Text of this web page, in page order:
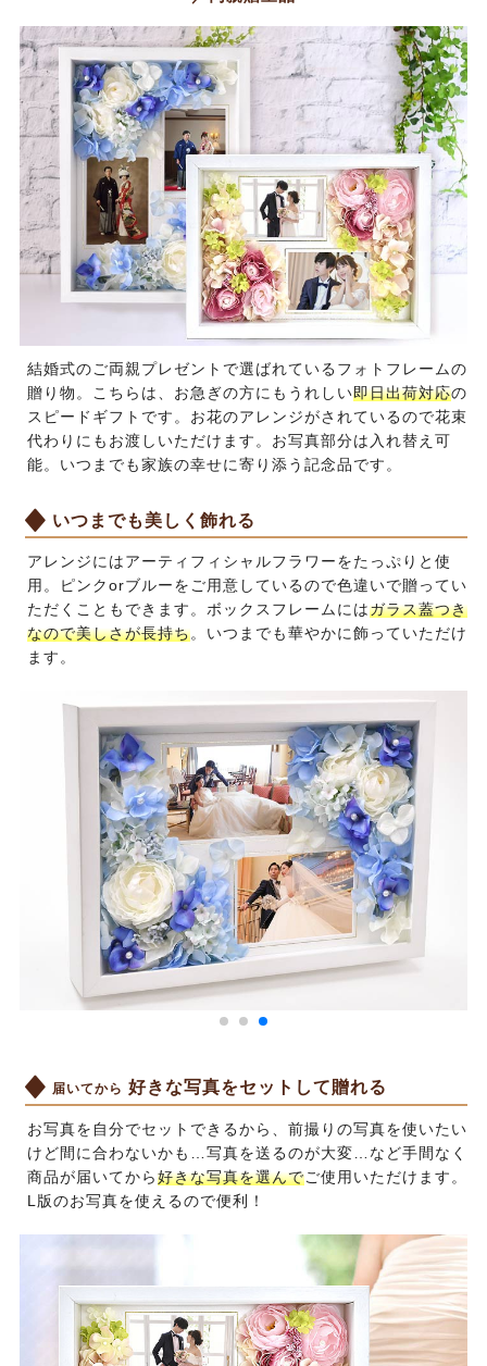
結婚式のご両親プレゼントで選ばれているフォトフレームの
贈り物。こちらは、お急ぎの方にもうれしい即日出荷対応の
スピードギフトです。お花のアレンジがされているので花束
代わりにもお渡しいただけます。お写真部分は入れ替え可
能。いつまでも家族の幸せに寄り添う記念品です。
いつまでも美しく飾れる
アレンジにはアーティフィシャルフラワーをたっぷりと使
用。ピンクorブルーをご用意しているので色違いで贈ってい
ただくこともできます。ボックスフレームにはガラス蓋つき
なので美しさが長持ち。いつまでも華やかに飾っていただけ
ます。
届いてから 好きな写真をセットして贈れる
お写真を自分でセットできるから、前撮りの写真を使いたい
けど間に合わないかも…写真を送るのが大変…など手間なく
商品が届いてから好きな写真を選んでご使用いただけます。
L版のお写真を使えるので便利！